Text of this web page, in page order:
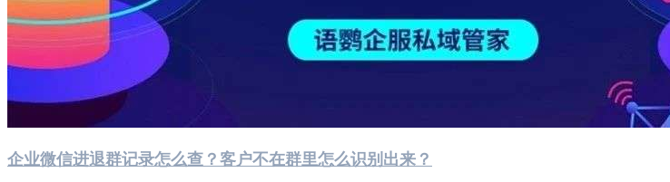
企业微信进退群记录怎么查？客户不在群里怎么识别出来？